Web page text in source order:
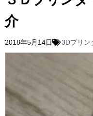
介
2018年5月14日 3Dプリン